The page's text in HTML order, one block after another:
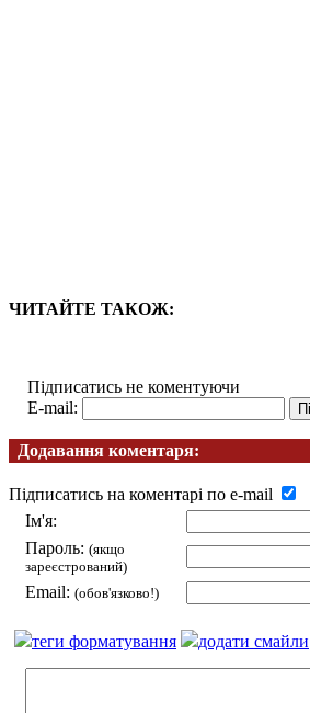
ЧИТАЙТЕ ТАКОЖ:
Підписатись не коментуючи
E-mail:
Додавання коментаря:
Підписатись на коментарі по e-mail
Ім'я:
Пароль: (якщо
зареєстрований)
Email: (обов'язково!)
теги форматування додати смайли